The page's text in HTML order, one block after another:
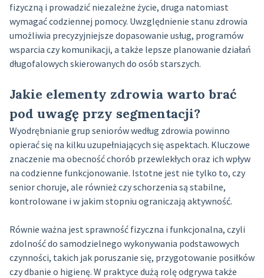
fizyczną i prowadzić niezależne życie, druga natomiast
wymagać codziennej pomocy. Uwzględnienie stanu zdrowia
umożliwia precyzyjniejsze dopasowanie usług, programów
wsparcia czy komunikacji, a także lepsze planowanie działań
długofalowych skierowanych do osób starszych.
Jakie elementy zdrowia warto brać
pod uwagę przy segmentacji?
Wyodrębnianie grup seniorów według zdrowia powinno
opierać się na kilku uzupełniających się aspektach. Kluczowe
znaczenie ma obecność chorób przewlekłych oraz ich wpływ
na codzienne funkcjonowanie. Istotne jest nie tylko to, czy
senior choruje, ale również czy schorzenia są stabilne,
kontrolowane i w jakim stopniu ograniczają aktywność.
Równie ważna jest sprawność fizyczna i funkcjonalna, czyli
zdolność do samodzielnego wykonywania podstawowych
czynności, takich jak poruszanie się, przygotowanie posiłków
czy dbanie o higienę. W praktyce dużą rolę odgrywa także